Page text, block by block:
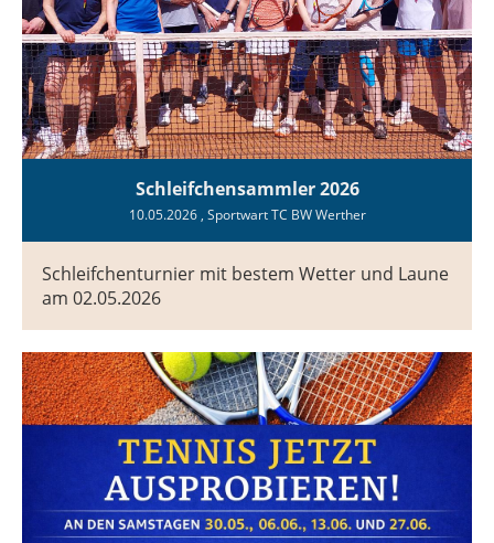
Schleifchensammler 2026
10.05.2026, Sportwart TC BW Werther
Schleifchenturnier mit bestem Wetter und Laune
am 02.05.2026